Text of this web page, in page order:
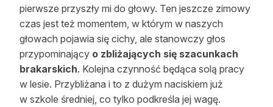
pierwsze przyszły mi do głowy. Ten jeszcze zimowy
czas jest też momentem, w którym w naszych
głowach pojawia się cichy, ale stanowczy głos
przypominający o zbliżających się szacunkach
brakarskich. Kolejna czynność będąca solą pracy
w lesie. Przybliżana i to z dużym naciskiem już
w szkole średniej, co tylko podkreśla jej wagę.